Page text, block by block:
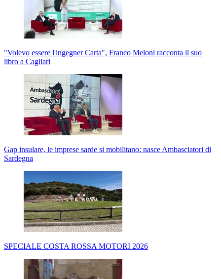
"Volevo essere l'ingegner Carta", Franco Meloni racconta il suo
libro a Cagliari
Gap insulare, le imprese sarde si mobilitano: nasce Ambasciatori di
Sardegna
SPECIALE COSTA ROSSA MOTORI 2026